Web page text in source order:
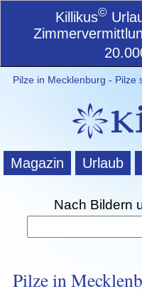
Killikus©
Pilze in Mecklenburg - Pilze
Magazin Urlaub
Nach Bildern
Pilze in